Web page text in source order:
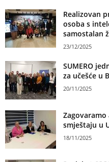
Realizovan
osoba s
samostalan
23/12/2025
SUMERO
za učešće u
20/11/2025
smještaju u
18/11/2025